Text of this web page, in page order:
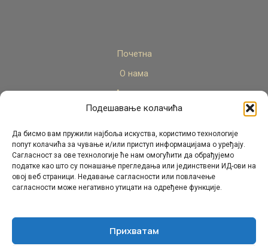
Подешавање колачића
Да бисмо вам пружили најбоља искуства, користимо технологије
попут колачића за чување и/или приступ информацијама о уређају.
Сагласност за ове технологије ће нам омогућити да обрађујемо
податке као што су понашање прегледања или јединствени ИД-ови на
овој веб страници. Недавање сагласности или повлачење
сагласности може негативно утицати на одређене функције.
Прихватам
Почетна
О нама
Актуелно
Стручни кадар
Пројекти
Архива
Контакт